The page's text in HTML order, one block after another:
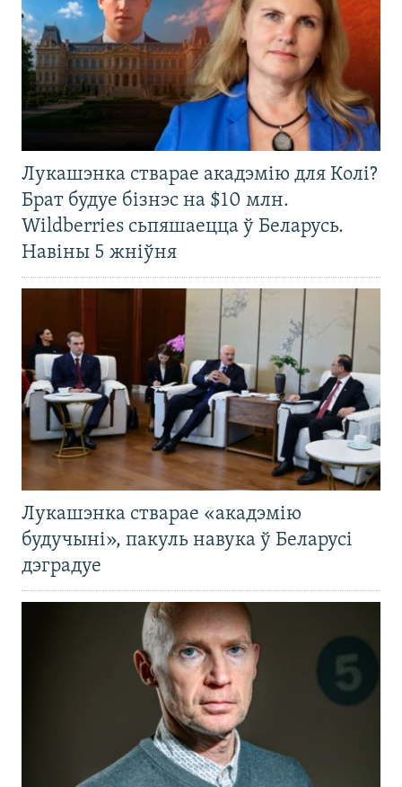
Лукашэнка стварае акадэмію для Колі?
Брат будуе бізнэс на $10 млн.
Wildberries сьпяшаецца ў Беларусь.
Навіны 5 жніўня
Лукашэнка стварае «акадэмію
будучыні», пакуль навука ў Беларусі
дэградуе